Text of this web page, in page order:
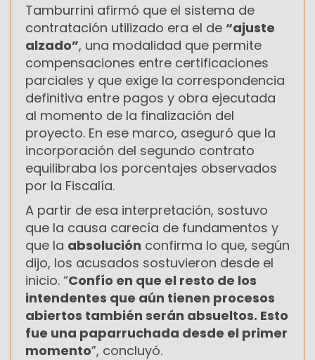
Tamburrini afirmó que el sistema de
contratación utilizado era el de “ajuste
alzado”, una modalidad que permite
compensaciones entre certificaciones
parciales y que exige la correspondencia
definitiva entre pagos y obra ejecutada
al momento de la finalización del
proyecto. En ese marco, aseguró que la
incorporación del segundo contrato
equilibraba los porcentajes observados
por la Fiscalía.
A partir de esa interpretación, sostuvo
que la causa carecía de fundamentos y
que la absolución confirma lo que, según
dijo, los acusados sostuvieron desde el
inicio. “Confío en que el resto de los
intendentes que aún tienen procesos
abiertos también serán absueltos. Esto
fue una paparruchada desde el primer
momento”, concluyó.